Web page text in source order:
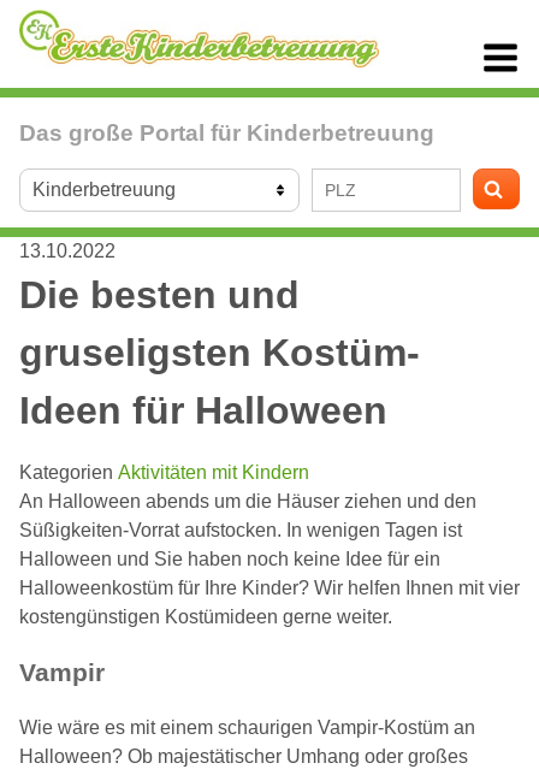
Das große Portal für Kinderbetreuung
13.10.2022
Die besten und
gruseligsten Kostüm-
Ideen für Halloween
Kategorien Aktivitäten mit Kindern
An Halloween abends um die Häuser ziehen und den
Süßigkeiten-Vorrat aufstocken. In wenigen Tagen ist
Halloween und Sie haben noch keine Idee für ein
Halloweenkostüm für Ihre Kinder? Wir helfen Ihnen mit vier
kostengünstigen Kostümideen gerne weiter.
Vampir
Wie wäre es mit einem schaurigen Vampir-Kostüm an
Halloween? Ob majestätischer Umhang oder großes